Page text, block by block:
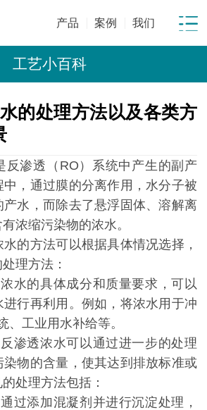
产品 案例 我们
工艺小百科
的处理方法以及各类方
反渗透（RO）系统中产生的副产
，通过膜的分离作用，水分子被
水，而除去了悬浮固体、溶解离
浓缩污染物的浓水。
的方法可以根据具体情况选择，
理方法：
水的具体成分和质量要求，可以
行再利用。例如，将浓水用于冲
、工业用水补给等。
渗透浓水可以通过进一步的处理
物的含量，使其达到排放标准或
处理方法包括：
过添加混凝剂并进行沉淀处理，